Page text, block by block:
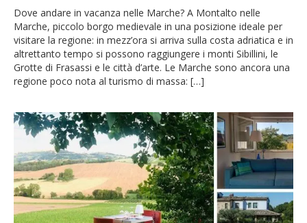
Dove andare in vacanza nelle Marche? A Montalto nelle
Marche, piccolo borgo medievale in una posizione ideale per
visitare la regione: in mezz’ora si arriva sulla costa adriatica e in
altrettanto tempo si possono raggiungere i monti Sibillini, le
Grotte di Frasassi e le città d’arte. Le Marche sono ancora una
regione poco nota al turismo di massa: […]